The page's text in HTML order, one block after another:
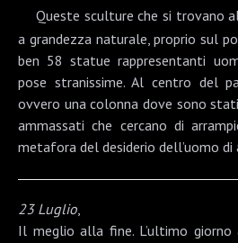
Queste sculture che si trovano
a grandezza naturale, proprio sul
ben 58 statue rappresentanti
pose stranissime. Al centro del
ovvero una colonna dove sono
ammassati che cercano di
metafora del desiderio dell’uomo di
23 Luglio,
Il meglio alla fine. L’ultimo giorno